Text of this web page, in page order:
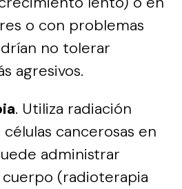
o con problemas
no tolerar
agresivos.
. Utiliza radiación
cancerosas en
administrar
(radioterapia